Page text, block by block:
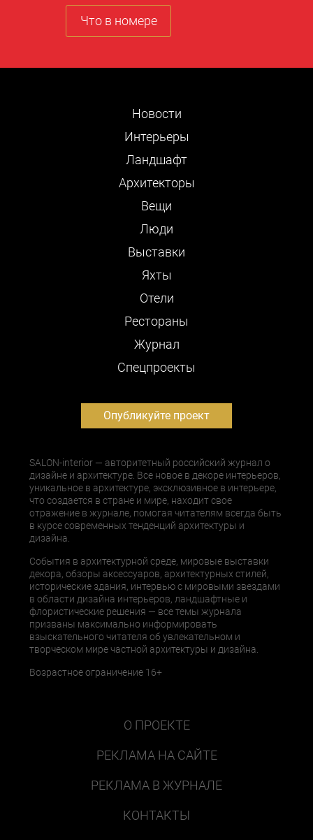
Что в номере
Новости
Интерьеры
Ландшафт
Архитекторы
Вещи
Люди
Выставки
Яхты
Отели
Рестораны
Журнал
Cпецпроекты
Опубликуйте проект
SALON-interior — авторитетный российский журнал о
дизайне и архитектуре. Все новое в декоре интерьеров,
уникальное в архитектуре, эксклюзивное в интерьере,
что создается в стране и мире, находит свое
отражение в журнале, помогая читателям всегда быть
в курсе современных тенденций архитектуры и
дизайна.
События в архитектурной среде, мировые выставки
декора, обзоры аксессуаров, архитектурных стилей,
исторические здания, интервью с мировыми звездами
в области дизайна интерьеров, ландшафтные и
флористические решения — все темы журнала
призваны максимально информировать
взыскательного читателя об увлекательном и
творческом мире частной архитектуры и дизайна.
Возрастное ограничение 16+
О ПРОЕКТЕ
РЕКЛАМА НА САЙТЕ
РЕКЛАМА В ЖУРНАЛЕ
КОНТАКТЫ